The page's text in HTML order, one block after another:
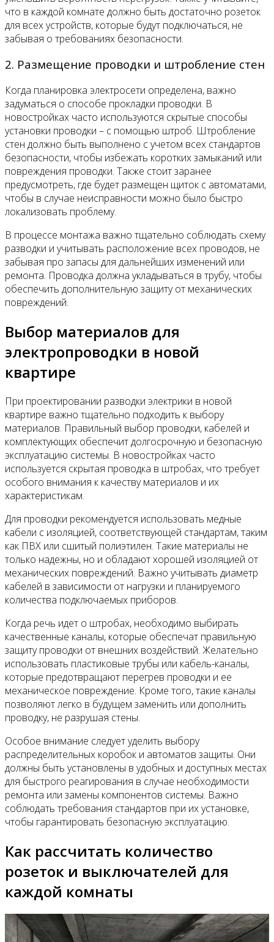
что в каждой комнате должно быть достаточно розеток
для всех устройств, которые будут подключаться, не
забывая о требованиях безопасности.
2. Размещение проводки и штробление стен
Когда планировка электросети определена, важно
задуматься о способе прокладки проводки. В
новостройках часто используются скрытые способы
установки проводки – с помощью штроб. Штробление
стен должно быть выполнено с учетом всех стандартов
безопасности, чтобы избежать коротких замыканий или
повреждения проводки. Также стоит заранее
предусмотреть, где будет размещен щиток с автоматами,
чтобы в случае неисправности можно было быстро
локализовать проблему.
В процессе монтажа важно тщательно соблюдать схему
разводки и учитывать расположение всех проводов, не
забывая про запасы для дальнейших изменений или
ремонта. Проводка должна укладываться в трубу, чтобы
обеспечить дополнительную защиту от механических
повреждений.
Выбор материалов для
электропроводки в новой
квартире
При проектировании разводки электрики в новой
квартире важно тщательно подходить к выбору
материалов. Правильный выбор проводки, кабелей и
комплектующих обеспечит долгосрочную и безопасную
эксплуатацию системы. В новостройках часто
используется скрытая проводка в штробах, что требует
особого внимания к качеству материалов и их
характеристикам.
Для проводки рекомендуется использовать медные
кабели с изоляцией, соответствующей стандартам, таким
как ПВХ или сшитый полиэтилен. Такие материалы не
только надежны, но и обладают хорошей изоляцией от
механических повреждений. Важно учитывать диаметр
кабелей в зависимости от нагрузки и планируемого
количества подключаемых приборов.
Когда речь идет о штробах, необходимо выбирать
качественные каналы, которые обеспечат правильную
защиту проводки от внешних воздействий. Желательно
использовать пластиковые трубы или кабель-каналы,
которые предотвращают перегрев проводки и ее
механическое повреждение. Кроме того, такие каналы
позволяют легко в будущем заменить или дополнить
проводку, не разрушая стены.
Особое внимание следует уделить выбору
распределительных коробок и автоматов защиты. Они
должны быть установлены в удобных и доступных местах
для быстрого реагирования в случае необходимости
ремонта или замены компонентов системы. Важно
соблюдать требования стандартов при их установке,
чтобы гарантировать безопасную эксплуатацию.
Как рассчитать количество
розеток и выключателей для
каждой комнаты